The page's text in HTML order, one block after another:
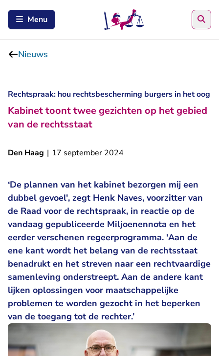
Menu
Nieuws
Rechtspraak: hou rechtsbescherming burgers in het oog
Kabinet toont twee gezichten op het gebied
van de rechtsstaat
Den Haag | 17 september 2024
‘De plannen van het kabinet bezorgen mij een
dubbel gevoel', zegt Henk Naves, voorzitter van
de Raad voor de rechtspraak, in reactie op de
vandaag gepubliceerde Miljoenennota en het
eerder verschenen regeerprogramma. 'Aan de
ene kant wordt het belang van de rechtsstaat
benadrukt en het streven naar een rechtvaardige
samenleving onderstreept. Aan de andere kant
lijken oplossingen voor maatschappelijke
problemen te worden gezocht in het beperken
van de toegang tot de rechter.’